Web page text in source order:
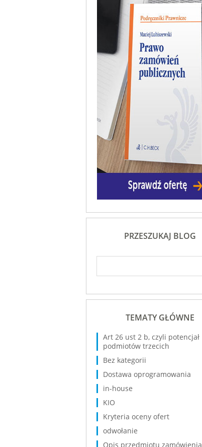
PRZESZUKAJ BLOG
TEMATY GŁÓWNE
Art 26 ust 2 b, czyli potencjał
podmiotów trzecich
Bez kategorii
Dostawa oprogramowania
in-house
KIO
Kryteria oceny ofert
odwołanie
Opis przedmiotu zamówienia